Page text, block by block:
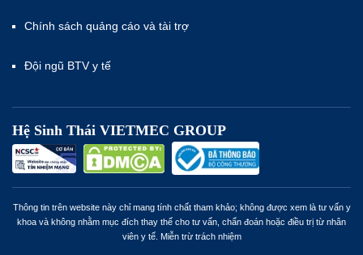
Chính sách quảng cáo và tài trợ
Đội ngũ BTV y tế
Hệ Sinh Thái VIETMEC GROUP
Thông tin trên website này chỉ mang tính chất tham khảo; không được xem là tư vấn y
khoa và không nhằm mục đích thay thế cho tư vấn, chẩn đoán hoặc điều trị từ nhân
viên y tế. Miễn trừ trách nhiệm